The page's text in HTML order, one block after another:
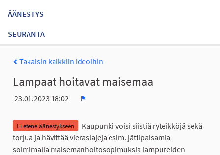
ÄÄNESTYS
SEURANTA
Takaisin kaikkiin ideoihin
Lampaat hoitavat maisemaa
23.01.2023 18:02
Ei etene äänestykseen
Kaupunki voisi siistiä ryteikköjä sekä
torjua ja hävittää vieraslajeja esim. jättipalsamia
solmimalla maisemanhoitosopimuksia lampureiden